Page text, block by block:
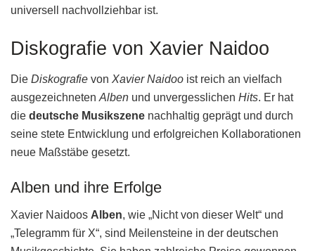
universell nachvollziehbar ist.
Diskografie von Xavier Naidoo
Die Diskografie von Xavier Naidoo ist reich an vielfach
ausgezeichnetenAlben und unvergesslichen Hits. Er hat
die deutsche Musikszene nachhaltig geprägt und durch
seine stete Entwicklung und erfolgreichen Kollaborationen
neue Maßstäbe gesetzt.
Alben und ihre Erfolge
Xavier Naidoos Alben, wie „Nicht von dieser Welt“ und
„Telegramm für X“, sind Meilensteine in der deutschen